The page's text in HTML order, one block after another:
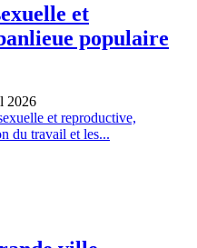
et
populaire
2026
et reproductive,
du travail et les...